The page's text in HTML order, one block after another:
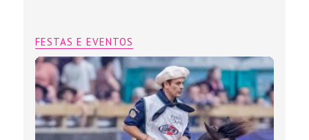
FESTAS E EVENTOS